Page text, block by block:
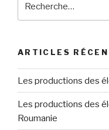
ARTICLES
Les productions des
Les productions des
Roumanie